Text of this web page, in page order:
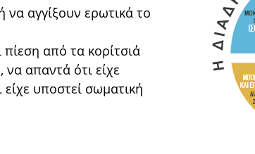
να αγγίξουν ερωτικά το
από τα κορίτσιά
απαντά ότι είχε
υποστεί σωματική